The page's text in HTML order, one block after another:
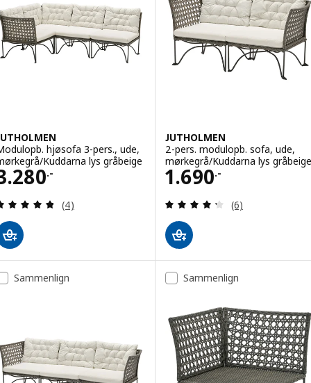
hjøsofa 3-pers., ude,
Kuddarna lys gråbeige
.-
3280.-
Anmeld: 4.8 ud af 5 Stjerner. Anmeldelser i alt:
(4)
JUTHOLMEN
2-pers. modulopb. sofa, ude,
mørkegrå/Kuddarna lys gråbeige
1.690.-
Pris 1690.-
Anmeld: 4.3 ud
(6)
Sammenlign Sammenlign